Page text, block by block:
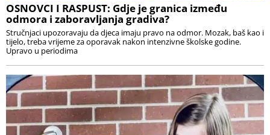
OSNOVCI I RASPUST: Gdje je granica između
odmora i zaboravljanja gradiva?
Stručnjaci upozoravaju da djeca imaju pravo na odmor. Mozak, baš kao i
tijelo, treba vrijeme za oporavak nakon intenzivne školske godine.
Upravo u periodima